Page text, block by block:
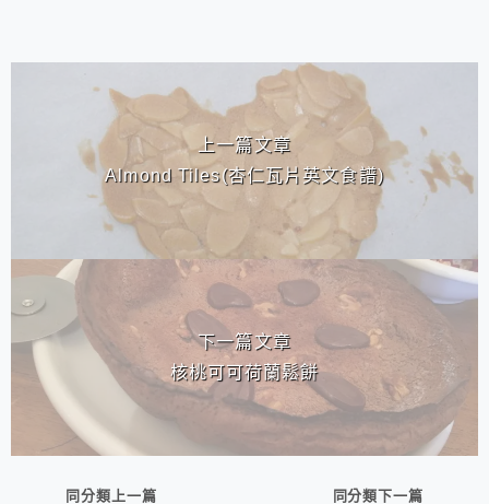
上一篇文章
Almond Tiles(杏仁瓦片英文食譜)
下一篇文章
核桃可可荷蘭鬆餅
同分類上一篇 同分類下一篇